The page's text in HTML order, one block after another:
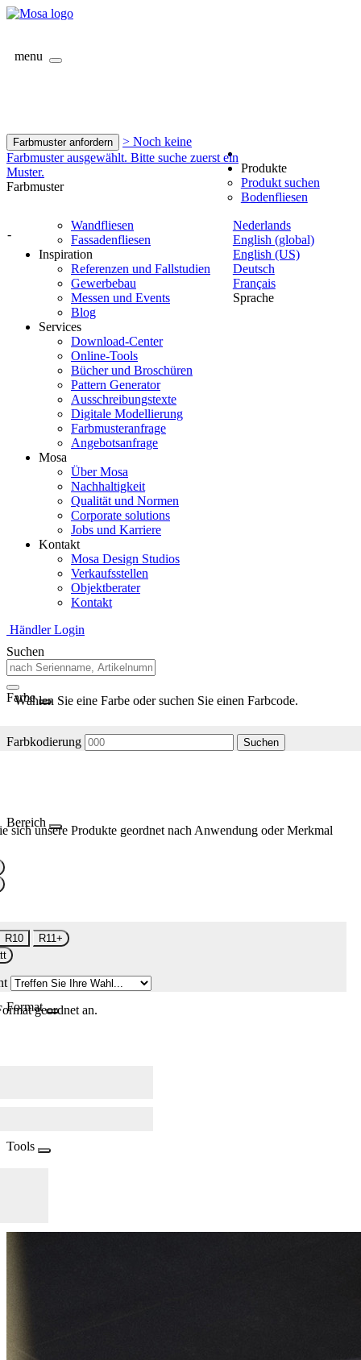
menu
Farbmuster anfordern
> Noch keine
Farbmuster ausgewählt. Bitte suche zuerst ein
Muster.
Farbmuster
-
Nederlands
English (global)
English (US)
Deutsch
Français
Sprache
Produkte
Produkt suchen
Bodenfliesen
Wandfliesen
Fassadenfliesen
Inspiration
Referenzen und Fallstudien
Gewerbebau
Messen und Events
Blog
Services
Download-Center
Online-Tools
Bücher und Broschüren
Pattern Generator
Ausschreibungstexte
Digitale Modellierung
Farbmusteranfrage
Angebotsanfrage
Mosa
Über Mosa
Nachhaltigkeit
Qualität und Normen
Corporate solutions
Jobs und Karriere
Kontakt
Mosa Design Studios
Verkaufsstellen
Objektberater
Kontakt
Händler Login
Suchen
Farbe
Wählen Sie eine Farbe oder suchen Sie einen Farbcode.
Farbkodierung Suchen
Bereich
sich unsere Produkte geordnet nach Anwendung oder Merkmal
R10
R11+
Formatgeordnet an.
Tools